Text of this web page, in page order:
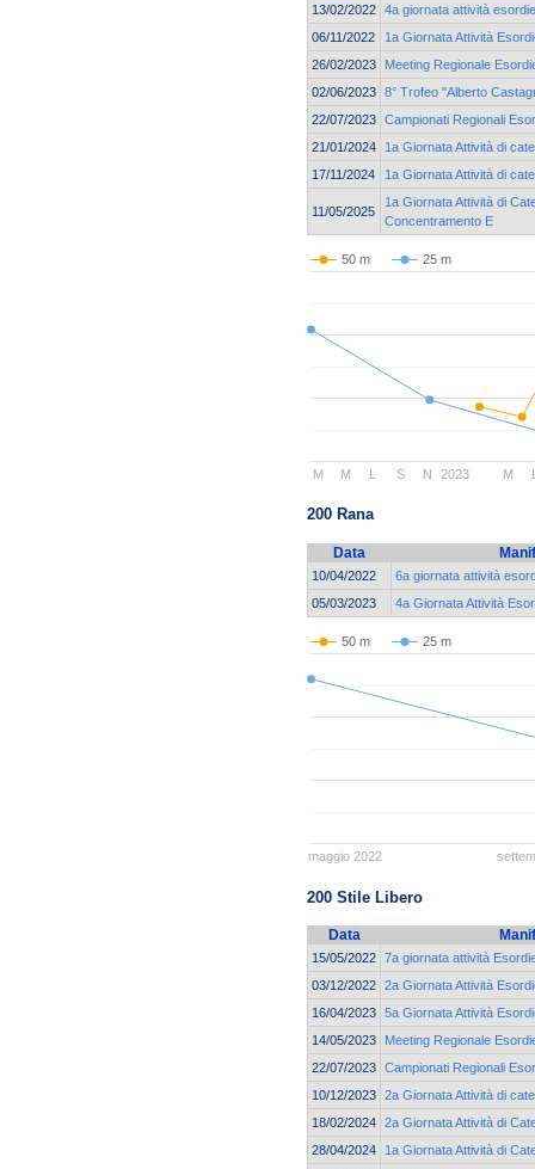
13/02/2022 4a giornata attività
06/11/2022
1a Giornata Attività
26/02/2023
Meeting Regionale
02/06/2023 8° Trofeo "Alberto
22/07/2023 Campionati Regionali
21/01/2024
1a Giornata Attività di
17/11/2024
1a Giornata Attività di
11/05/2025
1a Giornata Attività di
Concentramento E
50 m 25 m
2023
M M L S N M
200 Rana
Data
10/04/2022
6a giornata attività
05/03/2023
4a Giornata Attività
50 m 25 m
maggio 2022
200 Stile Libero
Data
15/05/2022 7a giornata attività
03/12/2022 2a Giornata Attività
16/04/2023 5a Giornata Attività
14/05/2023
Meeting Regionale
22/07/2023 Campionati Regionali
10/12/2023 2a Giornata Attività di
18/02/2024 2a Giornata Attività di
28/04/2024
1a Giornata Attività di